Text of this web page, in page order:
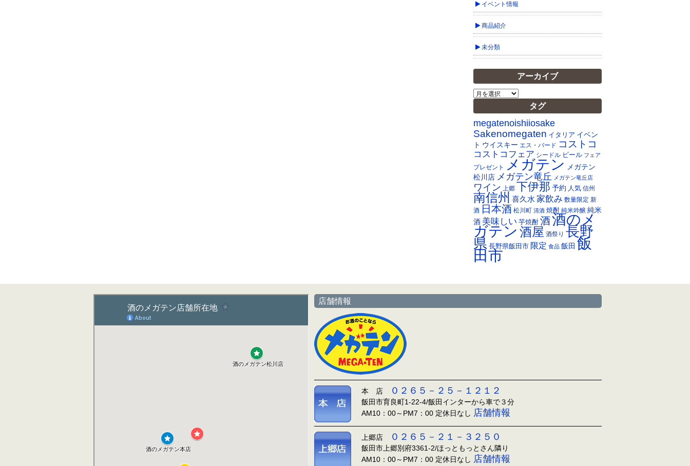
イベント情報
商品紹介
未分類
アーカイブ
ア
ー
カ
イ
ブ
タグ
megatenoishiiosake
Sakenomegaten イタリア イベン
ト ウイスキー エス・バード コストコ
コストコフェア シードル ビール フェア
プレゼント メガテン
メガテン
松川店 メガテン竜丘 メガテン竜丘店
ワイン 上郷 下伊那 予約 人気 信州
南信州 喜久水 家飲み 数量限定 新
酒 日本酒 松川町 清酒 焼酎 純米吟醸 純米
酒 美味しい 芋焼酎 酒酒のメ
ガテン 酒屋 酒祭り 長野
県 長野県飯田市 限定 食品 飯田 飯
田市
店舗情報
本 店 ０２６５－２５－１２１２
飯田市育良町1-22-4/飯田インターから車で３分
AM10：00～PM7：00 定休日なし 店舗情報
上郷店 ０２６５－２１－３２５０
飯田市上郷別府3361-2/ほっともっとさん隣り
AM10：00～PM7：00 定休日なし 店舗情報